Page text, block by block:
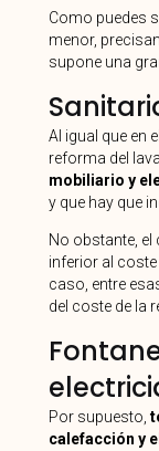
Como puedes
menor,
supone una
Al igual que en
reforma del
mobiliario y
y que hay que
No obstante,
inferior al
caso, entre
del coste de la
Por supuesto,
calefacción y